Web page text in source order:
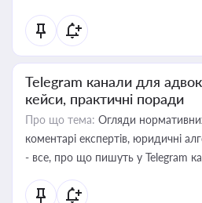
Telegram канали для
кейси, практичні поради
Про що тема: Огляди
коментарі експертів, юридичні
- все, про що пишуть у Telegram